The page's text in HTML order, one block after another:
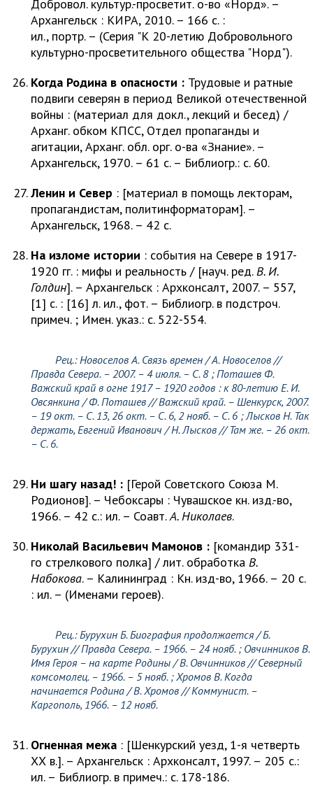
Добровол. культур.-просветит. о-во «Норд». –
Архангельск : КИРА, 2010. – 166 с. :
ил., портр. – (Серия "К 20-летию Добровольного
культурно-просветительного общества "Норд").
Когда Родина в опасности : Трудовые и ратные
подвиги северян в период Великой отечественной
войны : (материал для докл., лекций и бесед) /
Арханг. обком КПСС, Отдел пропаганды и
агитации, Арханг. обл. орг. о-ва «Знание». –
Архангельск, 1970. – 61 с. – Библиогр.: с. 60.
Ленин и Север : [материал в помощь лекторам,
пропагандистам, политинформаторам]. –
Архангельск, 1968. – 42 с.
На изломе истории : события на Севере в 1917-
1920 гг. : мифы и реальность / [науч. ред.В. И.
Голдин]. – Архангельск : Архконсалт, 2007. – 557,
[1] с. : [16] л. ил., фот. – Библиогр. в подстроч.
примеч. ; Имен. указ.: с. 522-554.
Рец.:Новоселов А.Связь времен /А. Новоселов //
Правда Севера. – 2007. – 4 июля. – С. 8 ;Поташев Ф.
Важский край в огне 1917 – 1920 годов : к 80-летию Е. И.
Овсянкина/ Ф. Поташев// Важский край. – Шенкурск, 2007.
– 19 окт. – С. 13, 26 окт. – С. 6, 2 нояб. – С. 6 ;Лысков Н. Так
держать, Евгений Иванович / Н. Лысков // Там же. – 26 окт.
– С. 6.
Ни шагу назад! : [Герой Советского Союза М.
Родионов]. – Чебоксары : Чувашское кн. изд.-во,
1966. – 42 с.: ил. – Соавт.А. Николаев.
Николай Васильевич Мамонов : [командир 331-
го стрелкового полка] / лит. обработкаВ.
Набокова. – Калининград : Кн. изд-во, 1966. – 20 с.
: ил. – (Именами героев).
Рец.:Бурухин Б.Биография продолжается /Б.
Бурухин// Правда Севера. – 1966. – 24 нояб. ; Овчинников В.
Имя Героя – на карте Родины /В. Овчинников// Северный
комсомолец. – 1966. – 5 нояб. ;Хромов В.Когда
начинается Родина /В. Хромов// Коммунист. –
Каргополь, 1966. – 12 нояб.
Огненная межа : [Шенкурский уезд, 1-я четверть
ХХ в.]. – Архангельск : Архконсалт, 1997. – 205 с.:
ил. – Библиогр. в примеч.: с. 178-186.